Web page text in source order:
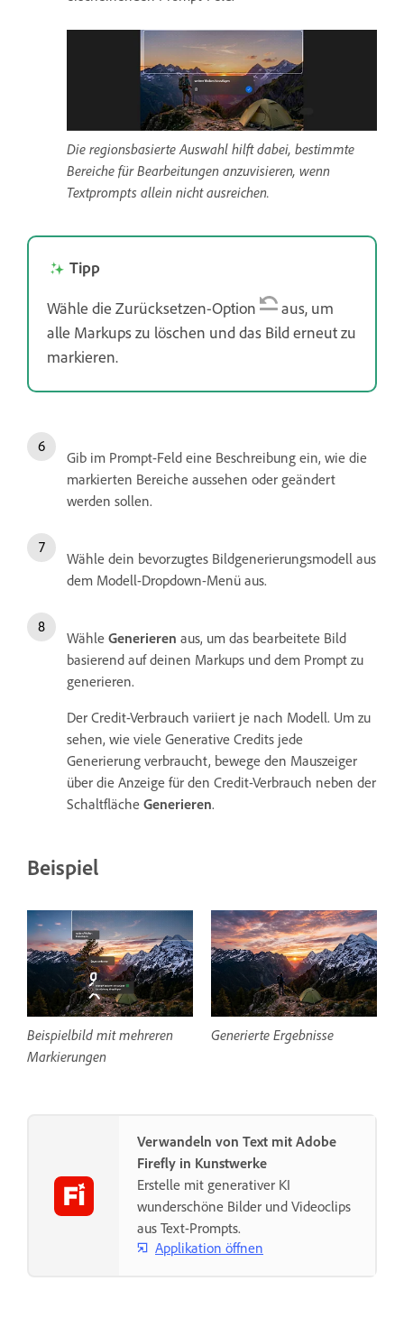
Die regionsbasierte Auswahl hilft dabei, bestimmte
Bereiche für Bearbeitungen anzuvisieren, wenn
Textprompts allein nicht ausreichen.
Tipp
Wähle die Zurücksetzen-Option
aus, um
alle Markups zu löschen und das Bild erneut zu
markieren.
Gib im Prompt-Feld eine Beschreibung ein, wie die
markierten Bereiche aussehen oder geändert
werden sollen.
Wähle dein bevorzugtes Bildgenerierungsmodell aus
dem Modell-Dropdown-Menü aus.
Wähle Generieren aus, um das bearbeitete Bild
basierend auf deinen Markups und dem Prompt zu
generieren.
Der Credit-Verbrauch variiert je nach Modell. Um zu
sehen, wie viele Generative Credits jede
Generierung verbraucht, bewege den Mauszeiger
über die Anzeige für den Credit-Verbrauch neben der
Schaltfläche Generieren.
Beispiel
Beispielbild mit mehreren
Markierungen
Generierte Ergebnisse
Verwandeln von Text mit Adobe
Firefly in Kunstwerke
Erstelle mit generativer KI
wunderschöne Bilder und Videoclips
aus Text-Prompts.
Applikation öffnen